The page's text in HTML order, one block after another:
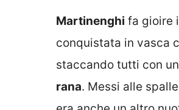
Martinenghi fa gioire
conquistata in vasca
staccando tutti con
rana. Messi alle